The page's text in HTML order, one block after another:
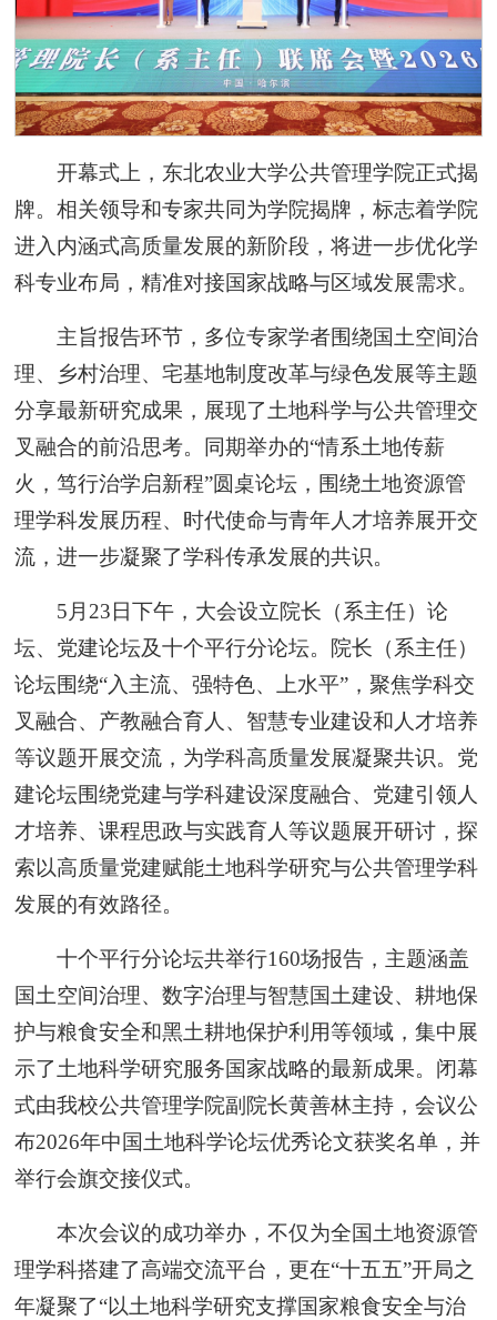
开幕式上，东北农业大学公共管理学院正式揭
牌。相关领导和专家共同为学院揭牌，标志着学院
进入内涵式高质量发展的新阶段，将进一步优化学
科专业布局，精准对接国家战略与区域发展需求。
主旨报告环节，多位专家学者围绕国土空间治
理、乡村治理、宅基地制度改革与绿色发展等主题
分享最新研究成果，展现了土地科学与公共管理交
叉融合的前沿思考。同期举办的“情系土地传薪
火，笃行治学启新程”圆桌论坛，围绕土地资源管
理学科发展历程、时代使命与青年人才培养展开交
流，进一步凝聚了学科传承发展的共识。
5月23日下午，大会设立院长（系主任）论
坛、党建论坛及十个平行分论坛。院长（系主任）
论坛围绕“入主流、强特色、上水平”，聚焦学科交
叉融合、产教融合育人、智慧专业建设和人才培养
等议题开展交流，为学科高质量发展凝聚共识。党
建论坛围绕党建与学科建设深度融合、党建引领人
才培养、课程思政与实践育人等议题展开研讨，探
索以高质量党建赋能土地科学研究与公共管理学科
发展的有效路径。
十个平行分论坛共举行160场报告，主题涵盖
国土空间治理、数字治理与智慧国土建设、耕地保
护与粮食安全和黑土耕地保护利用等领域，集中展
示了土地科学研究服务国家战略的最新成果。闭幕
式由我校公共管理学院副院长黄善林主持，会议公
布2026年中国土地科学论坛优秀论文获奖名单，并
举行会旗交接仪式。
本次会议的成功举办，不仅为全国土地资源管
理学科搭建了高端交流平台，更在“十五五”开局之
年凝聚了“以土地科学研究支撑国家粮食安全与治